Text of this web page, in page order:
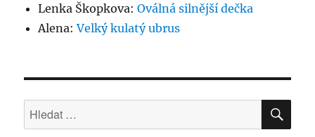
Lenka Škopkova:Oválná silnější dečka
Alena:Velký kulatý ubrus
Hledat: